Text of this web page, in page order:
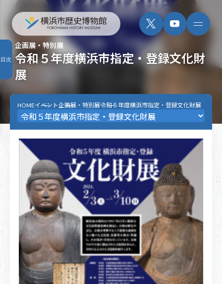
令和５年度横浜市指定・登録文化財
展
企画展・特別展
HOMEイベント企画展・特別展令和５年度横浜市指定・登録文化財展
目次